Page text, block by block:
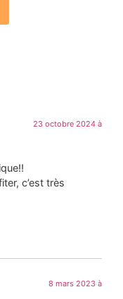
23 octobre 2024 à
c’est très
8 mars 2023 à